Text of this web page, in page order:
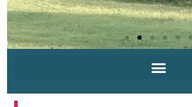
中原大學-你
知多少